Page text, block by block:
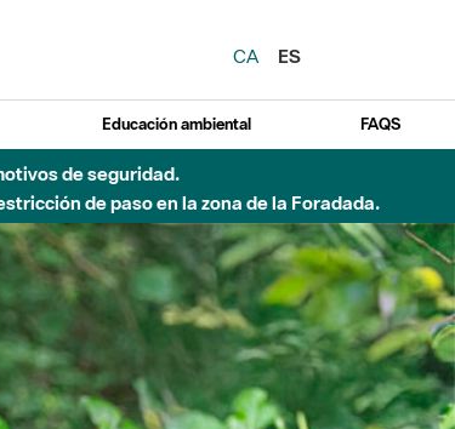
CA
ES
Educación ambiental FAQS
de seguridad.
de paso en la zona de la Foradada.